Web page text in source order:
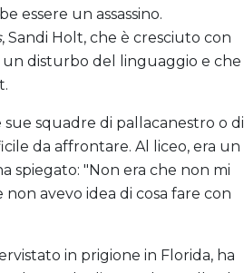
essere un assassino.
, Sandi Holt, che è cresciuto con
un disturbo del linguaggio e che
squadre di pallacanestro o di
da affrontare. Al liceo, era un
spiegato: "Non era che non mi
non avevo idea di cosa fare con
in prigione in Florida, ha